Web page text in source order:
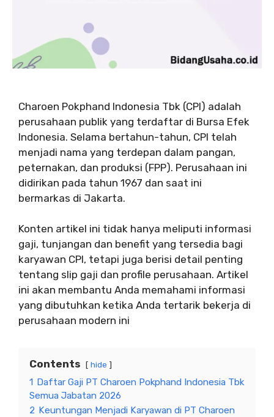
Charoen Pokphand Indonesia Tbk (CPI) adalah
perusahaan publik yang terdaftar di Bursa Efek
Indonesia. Selama bertahun-tahun, CPI telah
menjadi nama yang terdepan dalam pangan,
peternakan, dan produksi (FPP). Perusahaan ini
didirikan pada tahun 1967 dan saat ini
bermarkas di Jakarta.
Konten artikel ini tidak hanya meliputi informasi
gaji, tunjangan dan benefit yang tersedia bagi
karyawan CPI, tetapi juga berisi detail penting
tentang slip gaji dan profile perusahaan. Artikel
ini akan membantu Anda memahami informasi
yang dibutuhkan ketika Anda tertarik bekerja di
perusahaan modern ini
Contents hide
1 Daftar Gaji PT Charoen Pokphand Indonesia Tbk
Semua Jabatan 2026
2 Keuntungan Menjadi Karyawan di PT Charoen